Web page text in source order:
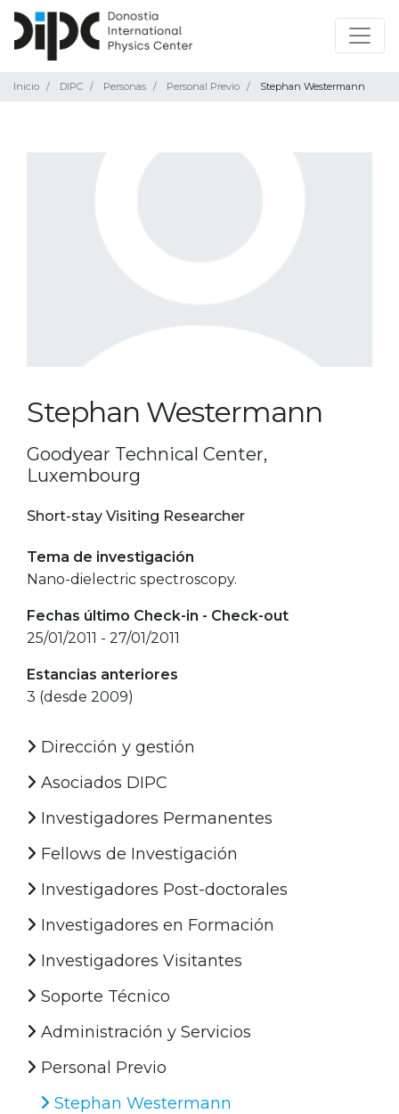
Inicio DIPC Personas Personal Previo Stephan Westermann
Stephan Westermann
Goodyear Technical Center,
Luxembourg
Short-stay Visiting Researcher
Tema de investigación
Nano-dielectric spectroscopy.
Fechas último Check-in - Check-out
25/01/2011 - 27/01/2011
Estancias anteriores
3 (desde 2009)
Dirección y gestión
Asociados DIPC
Investigadores Permanentes
Fellows de Investigación
Investigadores Post-doctorales
Investigadores en Formación
Investigadores Visitantes
Soporte Técnico
Administración y Servicios
Personal Previo
Stephan Westermann